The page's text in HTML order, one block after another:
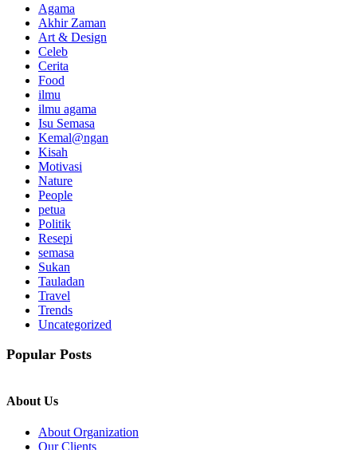
Agama
Akhir Zaman
Art & Design
Celeb
Cerita
Food
ilmu
ilmu agama
Isu Semasa
Kemal@ngan
Kisah
Motivasi
Nature
People
petua
Politik
Resepi
semasa
Sukan
Tauladan
Travel
Trends
Uncategorized
Popular Posts
About Us
About Organization
Our Clients